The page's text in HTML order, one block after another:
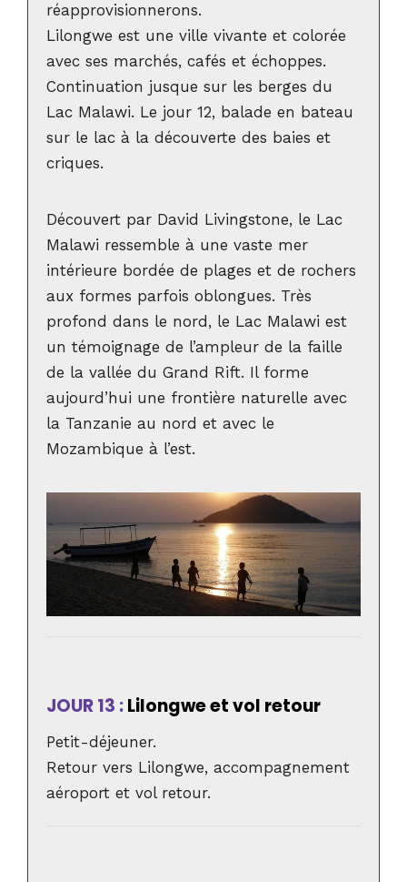
réapprovisionnerons.
Lilongwe est une ville vivante et colorée
avec ses marchés, cafés et échoppes.
Continuation jusque sur les berges du
Lac Malawi. Le jour 12, balade en bateau
sur le lac à la découverte des baies et
criques.
Découvert par David Livingstone, le Lac
Malawi ressemble à une vaste mer
intérieure bordée de plages et de rochers
aux formes parfois oblongues. Très
profond dans le nord, le Lac Malawi est
un témoignage de l’ampleur de la faille
de la vallée du Grand Rift. Il forme
aujourd’hui une frontière naturelle avec
la Tanzanie au nord et avec le
Mozambique à l’est.
JOUR 13 :Lilongwe et vol retour
Petit-déjeuner.
Retour vers Lilongwe, accompagnement
aéroport et vol retour.